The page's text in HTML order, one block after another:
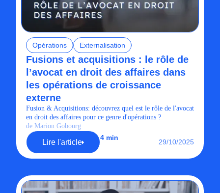
Opérations Externalisation
Fusions et acquisitions : le rôle de
l’avocat en droit des affaires dans
les opérations de croissance
externe
Fusion & Acquisitions: découvrez quel est le rôle de l'avocat
en droit des affaires pour ce genre d'opérations ?
de Marion Gobourg
Lire l'article
4 min
29/10/2025